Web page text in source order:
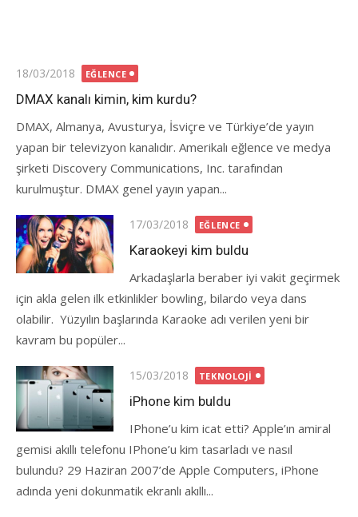
Posted
on
18/03/2018 EĞLENCE
DMAX kanalı kimin, kim kurdu?
DMAX, Almanya, Avusturya, İsviçre ve Türkiye’de yayın
yapan bir televizyon kanalıdır. Amerikalı eğlence ve medya
şirketi Discovery Communications, Inc. tarafından
kurulmuştur. DMAX genel yayın yapan...
Posted
on
17/03/2018 EĞLENCE
Karaokeyi kim buldu
Arkadaşlarla beraber iyi vakit geçirmek
için akla gelen ilk etkinlikler bowling, bilardo veya dans
olabilir. Yüzyılın başlarında Karaoke adı verilen yeni bir
kavram bu popüler...
Posted
on
15/03/2018 TEKNOLOJI
iPhone kim buldu
IPhone’u kim icat etti? Apple’ın amiral
gemisi akıllı telefonu IPhone’u kim tasarladı ve nasıl
bulundu? 29 Haziran 2007’de Apple Computers, iPhone
adında yeni dokunmatik ekranlı akıllı...